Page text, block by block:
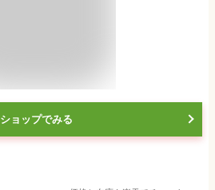
ショップでみる